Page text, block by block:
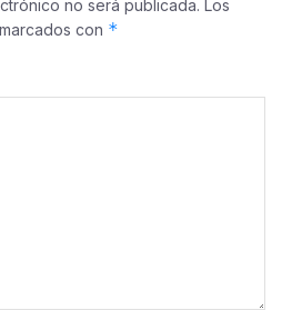
no será publicada. Los
con *